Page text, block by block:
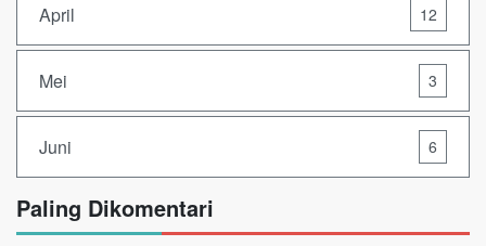
April 12
Mei 3
Juni 6
Paling Dikomentari